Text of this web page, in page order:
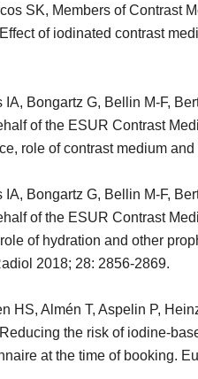
SK, Members of Contrast
of iodinated contrast
Bongartz G, Bellin M-F,
of the ESUR Contrast
role of contrast medium
Bongartz G, Bellin M-F,
of the ESUR Contrast
of hydration and other
2018; 28: 2856-2869.
HS, Almén T, Aspelin P,
the risk of iodine-
at the time of booking.